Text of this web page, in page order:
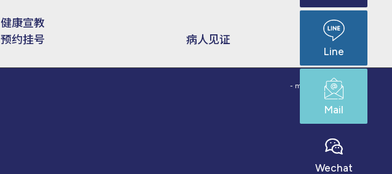
健康宣教
预约挂号
病人见证
- made bybouncin
Line
Mail
Wechat